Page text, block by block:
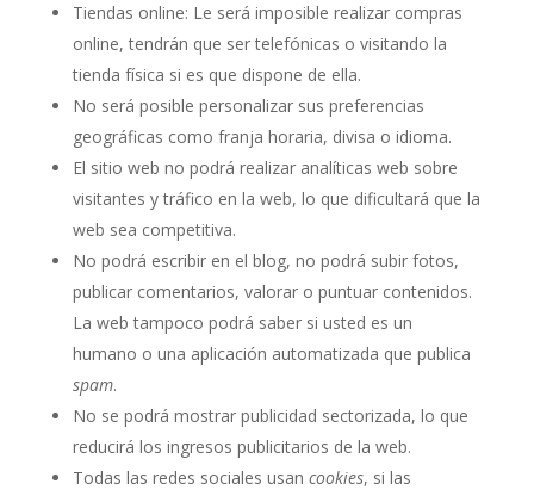
Tiendas online: Le será imposible realizar compras
online, tendrán que ser telefónicas o visitando la
tienda física si es que dispone de ella.
No será posible personalizar sus preferencias
geográficas como franja horaria, divisa o idioma.
El sitio web no podrá realizar analíticas web sobre
visitantes y tráfico en la web, lo que dificultará que la
web sea competitiva.
No podrá escribir en el blog, no podrá subir fotos,
publicar comentarios, valorar o puntuar contenidos.
La web tampoco podrá saber si usted es un
humano o una aplicación automatizada que publica
spam.
No se podrá mostrar publicidad sectorizada, lo que
reducirá los ingresos publicitarios de la web.
Todas las redes sociales usan cookies, si las